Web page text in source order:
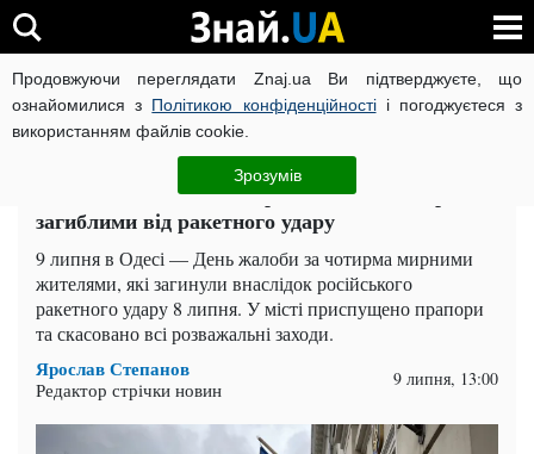
Продовжуючи переглядати Znaj.ua Ви підтверджуєте, що
ознайомилися з Політикою конфіденційностіі погоджуєтеся з
використанням файлів cookie.
Зрозумів
ВІЙНА РОСІЇ ПРОТИ УКРАЇНИ КОРОНАВІРУС В УКРАЇНІ
ЧИТАТЬ НА РУССКОМ
Одеса в жалобі: місто прощається з чотирма
загиблими від ракетного удару
9 липня в Одесі — День жалоби за чотирма мирними
жителями, які загинули внаслідок російського
ракетного удару 8 липня. У місті приспущено прапори
та скасовано всі розважальні заходи.
Ярослав Степанов
Редактор стрічки новин 9 липня, 13:00